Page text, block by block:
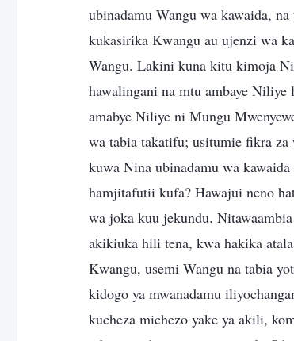
ubinadamu Wangu wa kawaida,
kukasirika Kwangu au ujenzi wa
Wangu. Lakini kuna kitu kimoja
hawalingani na mtu ambaye Niliye
amabye Niliye ni Mungu
wa tabia takatifu; usitumie fikra za
kuwa Nina ubinadamu wa
hamjitafutii kufa? Hawajui neno
wa joka kuu jekundu.
akikiuka hili tena, kwa hakika
Kwangu, usemi Wangu na tabia
kidogo ya mwanadamu
kucheza michezo yake ya akili,